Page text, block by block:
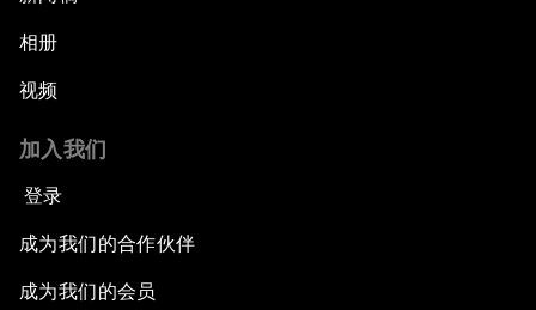
相册
视频
加入我们
登录
成为我们的合作伙伴
成为我们的会员